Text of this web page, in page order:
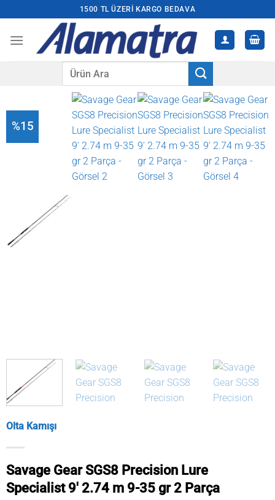
atla
1500 TL ÜZERI KARGO BEDAVA
Ara:
%15
Olta Kamışı
Savage Gear SGS8 Precision Lure
Specialist 9′ 2.74 m 9-35 gr 2 Parça